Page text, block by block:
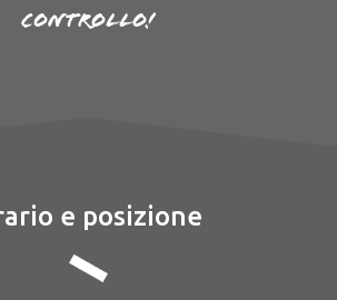
controllo!
e posizione